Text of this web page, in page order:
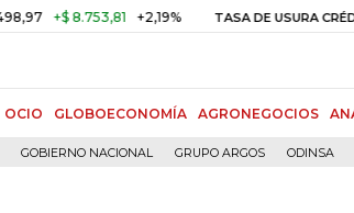
+$ 8.753,81 +2,19% TASA DE USURA CRÉDITO
OCIO GLOBOECONOMÍA AGRONEGOCIOS
GOBIERNO NACIONAL GRUPO ARGOS ODINSA